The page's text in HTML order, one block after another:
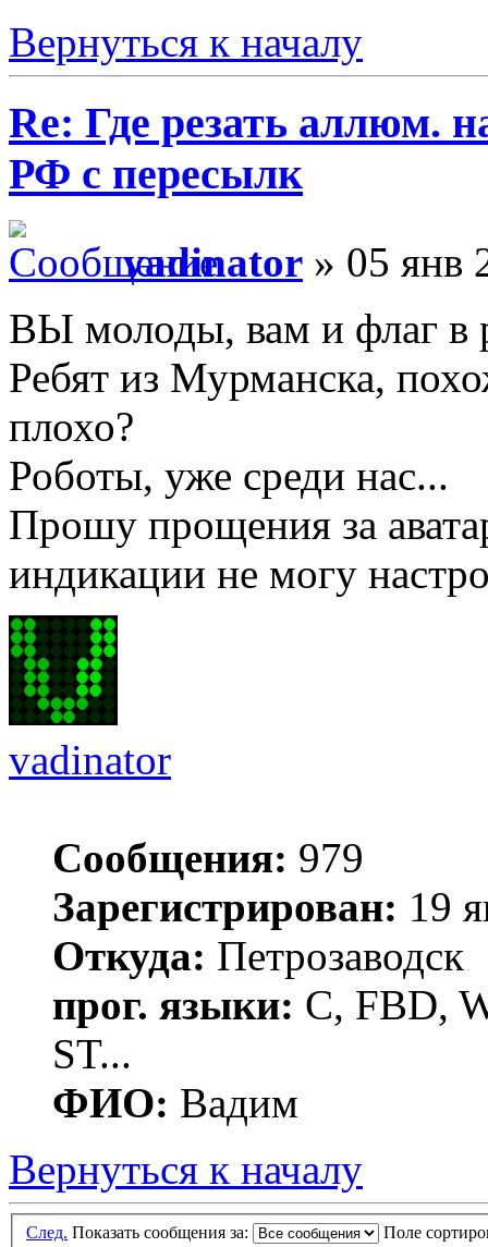
Вернуться к началу
Re: Где резать аллюм.
РФ с пересылк
vadinator » 05 янв
ВЫ молоды, вам и флаг в
Ребят из Мурманска,
плохо?
Роботы, уже среди нас...
Прошу прощения за
индикации не могу
vadinator
Сообщения: 979
Зарегистрирован: 19
Откуда: Петрозаводск
прог. языки: C, FBD,
ST...
ФИО: Вадим
Вернуться к началу
След. Показать сообщения за: Поле